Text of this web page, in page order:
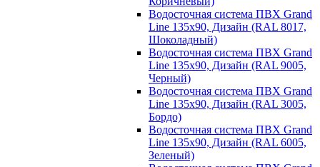
Водосточная система ПВХ Grand
Line 135х90, Дизайн (RAL 8017,
Шоколадный)
Водосточная система ПВХ Grand
Line 135х90, Дизайн (RAL 9005,
Черный)
Водосточная система ПВХ Grand
Line 135х90, Дизайн (RAL 3005,
Бордо)
Водосточная система ПВХ Grand
Line 135х90, Дизайн (RAL 6005,
Зеленый)